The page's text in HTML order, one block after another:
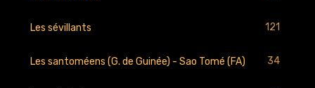
Les sévillants 121
Les santoméens (G. de Guinée) - Sao Tomé (FA) 34